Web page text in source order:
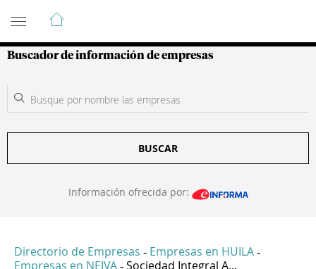
Guía de Empresas Colombianas
Buscador de información de empresas
BUSCAR
Información ofrecida por:
Directorio de Empresas - Empresas en HUILA -
Empresas en NEIVA - Sociedad Integral A...